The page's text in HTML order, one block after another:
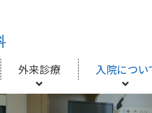
外来診療 入院につい